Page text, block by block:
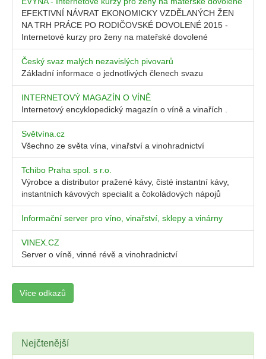
EFEKTIVNÍ NÁVRAT EKONOMICKY VZDĚLANÝCH ŽEN
NA TRH PRÁCE PO RODIČOVSKÉ DOVOLENÉ 2015 -
Internetové kurzy pro ženy na mateřské dovolené
Český svaz malých nezavislých pivovarů
Základní informace o jednotlivých členech svazu
INTERNETOVÝ MAGAZÍN O VÍNĚ
Internetový encyklopedický magazín o víně a vinařích .
Světvína.cz
Všechno ze světa vína, vinařství a vinohradnictví
Tchibo Praha spol. s r.o.
Výrobce a distributor pražené kávy, čisté instantní kávy,
instantních kávových specialit a čokoládových nápojů
Informační server pro víno, vinařství, sklepy a vinárny
VINEX.CZ
Server o víně, vinné révě a vinohradnictví
Více odkazů
Nejčtenější